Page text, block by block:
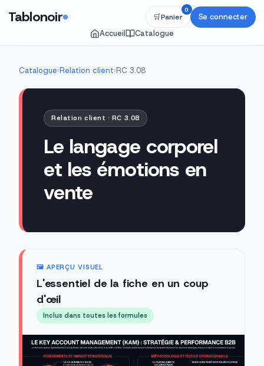
Tablonoir
Accueil Catalogue
🛒Panier
0
Se connecter
Catalogue›Relation client›RC 3.08
Relation client · RC 3.08
Le langage corporel
et les émotions en
vente
🖼️ APERÇU VISUEL
L'essentiel de la fiche en un coup
d'œil
Inclus dans toutes les formules